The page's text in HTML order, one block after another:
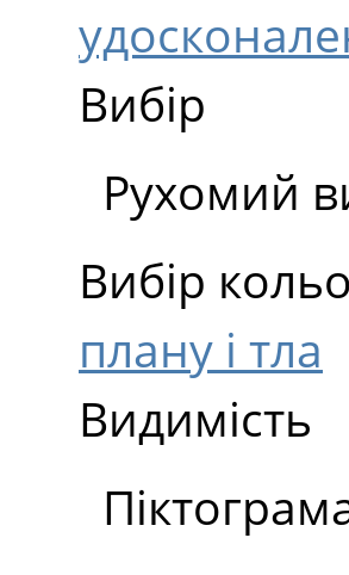
Вибір
Рухомий
Вибір
плану і тла
Видимість